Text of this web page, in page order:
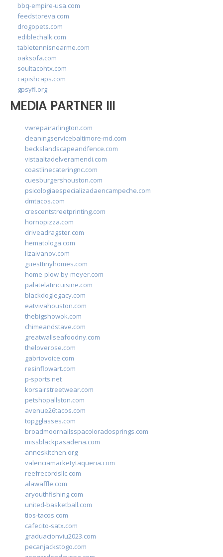
bbq-empire-usa.com
feedstoreva.com
drogopets.com
ediblechalk.com
tabletennisnearme.com
oaksofa.com
soultacohtx.com
capishcaps.com
gpsyfl.org
MEDIA PARTNER III
vwrepairarlington.com
cleaningservicebaltimore-md.com
beckslandscapeandfence.com
vistaaltadelveramendi.com
coastlinecateringnc.com
cuesburgershouston.com
psicologiaespecializadaencampeche.com
dmtacos.com
crescentstreetprinting.com
hornopizza.com
driveadragster.com
hematologa.com
lizaivanov.com
guesttinyhomes.com
home-plow-by-meyer.com
palatelatincuisine.com
blackdoglegacy.com
eatvivahouston.com
thebigshowok.com
chimeandstave.com
greatwallseafoodny.com
theloverose.com
gabriovoice.com
resinflowart.com
p-sports.net
korsairstreetwear.com
petshopallston.com
avenue26tacos.com
topgglasses.com
broadmoornailsspacoloradosprings.com
missblackpasadena.com
anneskitchen.org
valenciamarketytaqueria.com
reefrecordsllc.com
alawaffle.com
aryouthfishing.com
united-basketball.com
tios-tacos.com
cafecito-satx.com
graduacionviu2023.com
pecanjackstogo.com